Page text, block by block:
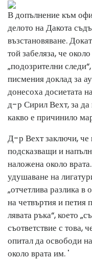
В допълнение към
делото на Дакота
възстановяване.
той забеляза, че
„подозрителни
писмения доклад за
донесоха досиетата
д-р Сирил Вехт, за
какво е причинило
Д-р Вехт заключи, че
подсказващи и
наложена около
удушаване на
„отчетлива разлика в
на четвъртия и петия
лявата ръка“, което
съответствие с това,
опитал да освободи
около врата им. '